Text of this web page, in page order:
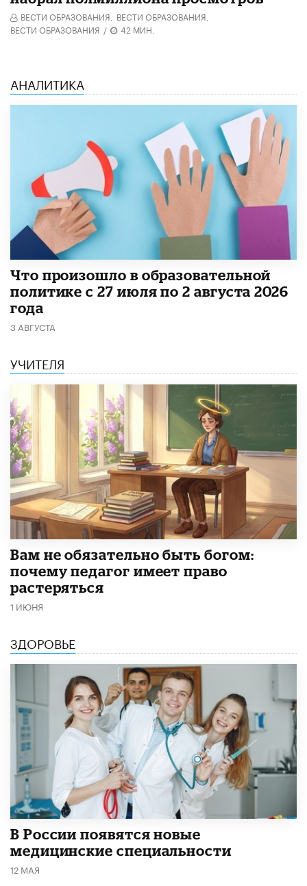
ВЕСТИ ОБРАЗОВАНИЯ, ВЕСТИ ОБРАЗОВАНИЯ,
ВЕСТИ ОБРАЗОВАНИЯ / 42 МИН.
АНАЛИТИКА
​Что произошло в образовательной
политике с 27 июля по 2 августа 2026
года
3 АВГУСТА
УЧИТЕЛЯ
​Вам не обязательно быть богом:
почему педагог имеет право
растеряться
1 ИЮНЯ
ЗДОРОВЬЕ
В России появятся новые
медицинские специальности
12 МАЯ